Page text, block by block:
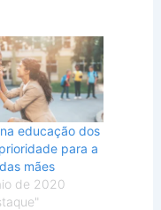
educação dos
para a
mães
de 2020